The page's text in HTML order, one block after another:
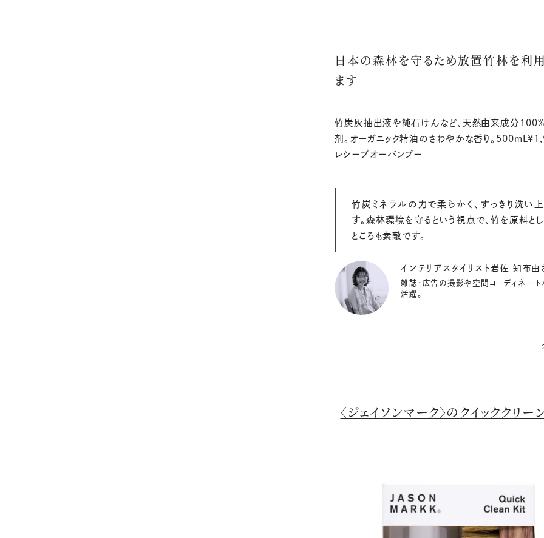
日本の森林を守るため放置竹林を利
ます
竹炭灰抽出液や純石けんなど、天然由来成分
剤。オーガニック精油のさわやかな香り。
レシーブオーバンブー
竹炭ミネラルの力で柔らかく、すっきり洗い
す。森林環境を守るという視点で、竹を原料と
ところも素敵です。
インテリアスタイリスト岩佐 知布由
雑誌・広告の撮影や空間コーディネ ート
活躍。
〈ジェイソンマーク〉のクイッククリー